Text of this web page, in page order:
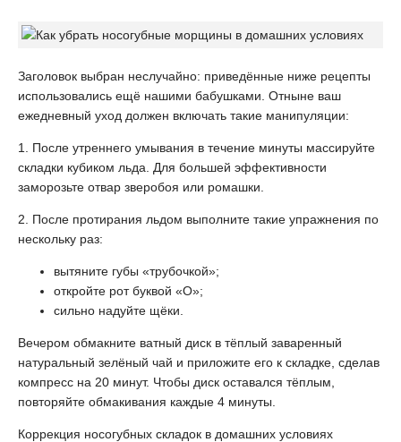
Заголовок выбран неслучайно: приведённые ниже рецепты
использовались ещё нашими бабушками. Отныне ваш
ежедневный уход должен включать такие манипуляции:
1. После утреннего умывания в течение минуты массируйте
складки кубиком льда. Для большей эффективности
заморозьте отвар зверобоя или ромашки.
2. После протирания льдом выполните такие упражнения по
нескольку раз:
вытяните губы «трубочкой»;
откройте рот буквой «О»;
сильно надуйте щёки.
Вечером обмакните ватный диск в тёплый заваренный
натуральный зелёный чай и приложите его к складке, сделав
компресс на 20 минут. Чтобы диск оставался тёплым,
повторяйте обмакивания каждые 4 минуты.
Коррекция носогубных складок в домашних условиях